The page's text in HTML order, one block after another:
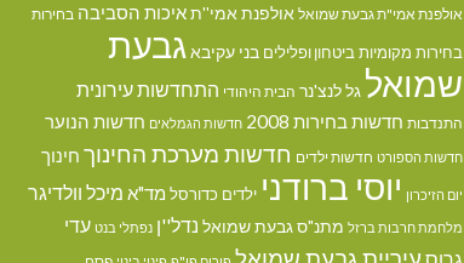
אולפנת אמי"ת גבעת שמואל אולפנת אמי''תאיכות הסביבה בחירות
בחירות מקומיות ביטחון ופלילים בני עקיבאגבעת
שמואל גל לנצ'נר הבית היהודי התחדשות עירונית
התנדבות חדשות בחירות 2008 חדשות הגמלאים חדשות הנוער
חדשות הספורט חדשות ילדים חדשות מערכת החינוך חינוך
יום הזיכרון יוסי ברודני ילדים כדורסל מד"א מיכל וולדיגר
מלחמת חרבות ברזל מתנ"ס גבעת שמואל נדל''ן נפתלי בנט עדי